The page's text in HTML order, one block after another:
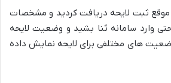
ثبت لایحه دریافت کردید و مشخصات
وارد سامانه ثنا بشید و وضعیت لایحه
های مختلفی برای لایحه نمایش داده